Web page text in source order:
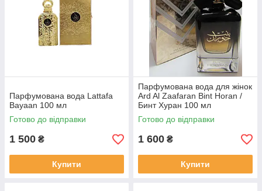
Парфумована вода Lattafa
Bayaan 100 мл
Готово до відправки
1 500 ₴
Купити
Парфумована вода для жінок
Ard Al Zaafaran Bint Horan /
Бинт Хуран 100 мл
Готово до відправки
1 600 ₴
Купити